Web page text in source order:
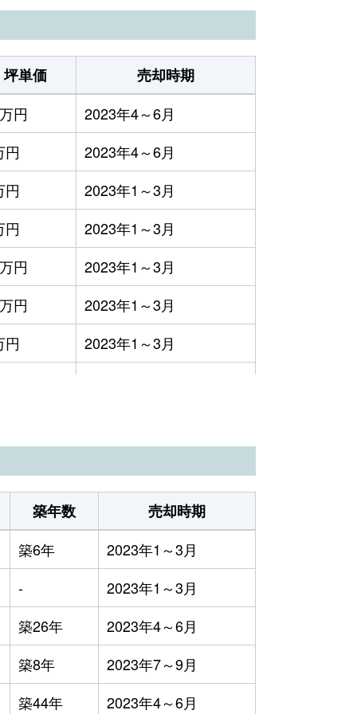
坪単価
売却時期
円
2023年4～6月
円
2023年4～6月
円
2023年1～3月
円
2023年1～3月
円
2023年1～3月
円
2023年1～3月
円
2023年1～3月
円
2023年7～9月
円
2023年4～6月
円
2023年1～3月
円
2023年4～6月
円
2023年4～6月
円 2023年1～3月
築年数
売却時期
築6年
2023年1～3月
-
2023年1～3月
築26年
2023年4～6月
築8年
2023年7～9月
築44年 2023年4～6月